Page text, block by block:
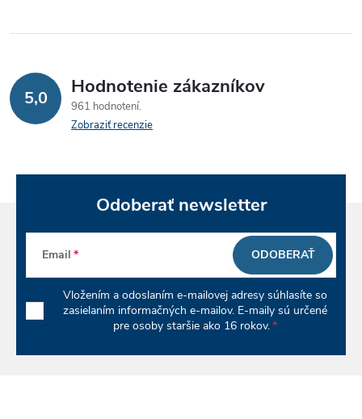
p
r
v
y
u
5,0 Hodnotenie zákazníkov
961 hodnotení
Zobraziť recenzie
Odoberať newsletter
Email
Vložením a odoslaním e-mailovej adresy súhlasíte so
zasielaním informačných e-mailov. E-maily sú určené
pre osoby staršie ako 16 rokov.
ODOBERAŤ